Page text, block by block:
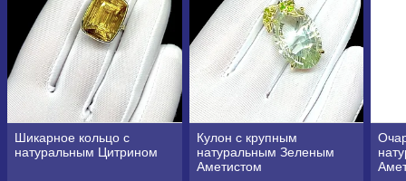
Шикарное кольцо с
натуральным Цитрином
Кулон с крупным
натуральным Зеленым
Аметистом